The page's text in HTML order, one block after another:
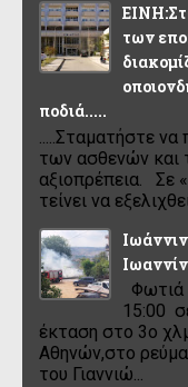
των
ποδιά.....
.....Σταματήστε
των ασθενών και
αξιοπρέπεια. Σε
τείνει να
Φωτιά
15:00
έκταση στο 3ο
Αθηνών,στο
του Γιαννιώ...